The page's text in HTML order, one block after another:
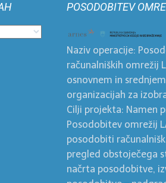
POSODOBITEV
Naziv operacije:
računalniških omrežij
osnovnem in
organizacijah za
Cilji projekta: Namen
Posodobitev omrežij
posodobiti
pregled obstoječega
načrta posodobitve,